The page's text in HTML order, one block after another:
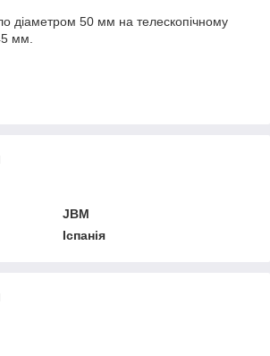
діаметром 50 мм на телескопічному
мм.
JBM
Іспанія